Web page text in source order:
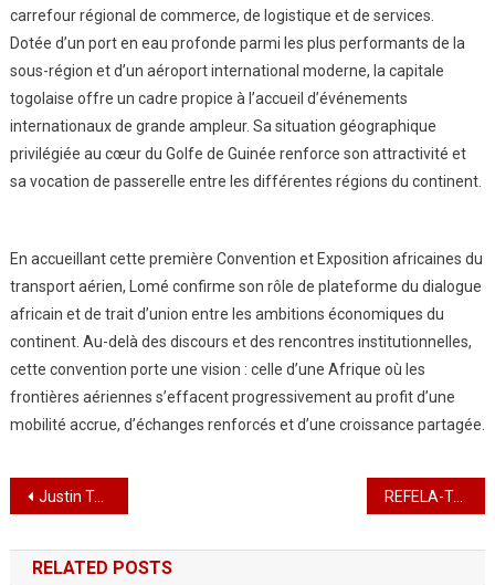
carrefour régional de commerce, de logistique et de services.
Dotée d’un port en eau profonde parmi les plus performants de la
sous-région et d’un aéroport international moderne, la capitale
togolaise offre un cadre propice à l’accueil d’événements
internationaux de grande ampleur. Sa situation géographique
privilégiée au cœur du Golfe de Guinée renforce son attractivité et
sa vocation de passerelle entre les différentes régions du continent.
En accueillant cette première Convention et Exposition africaines du
transport aérien, Lomé confirme son rôle de plateforme du dialogue
africain et de trait d’union entre les ambitions économiques du
continent. Au-delà des discours et des rencontres institutionnelles,
cette convention porte une vision : celle d’une Afrique où les
frontières aériennes s’effacent progressivement au profit d’une
mobilité accrue, d’échanges renforcés et d’une croissance partagée.
Navigation
de
Justin Tchilabalo Pilante aux commandes de la CRT REFELA-Togo : une nouvelle ère s’ouvre sous la présidence de Ywassa Rachel Woedina
RELATED POSTS